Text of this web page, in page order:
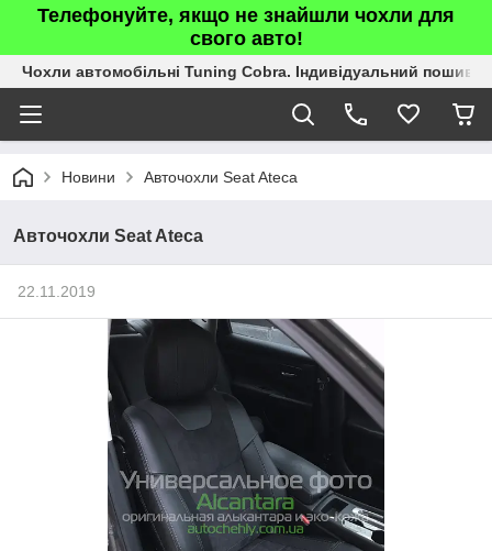
Телефонуйте, якщо не знайшли чохли для
свого авто!
Чохли автомобільні Tuning Cobra. Індивідуальний пошив.
Новини Авточохли Seat Ateca
Авточохли Seat Ateca
22.11.2019